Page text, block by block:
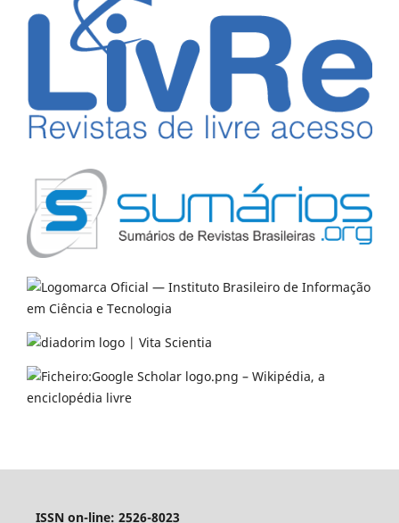
ISSN on-line: 2526-8023